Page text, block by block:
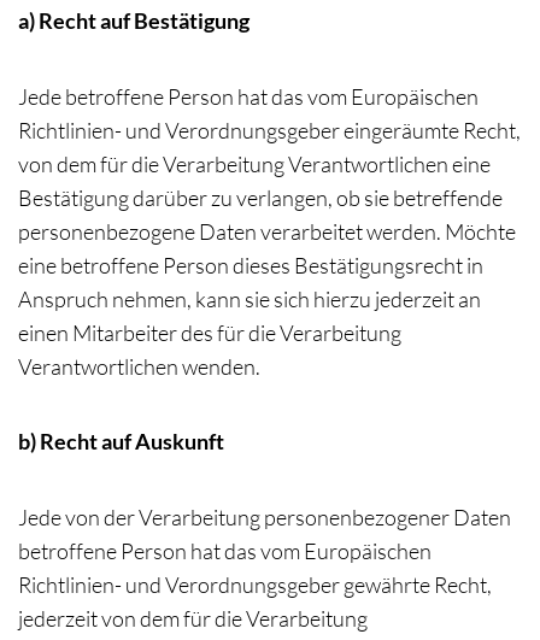
a) Recht auf Bestätigung
Jede betroffene Person hat das vom Europäischen
Richtlinien- und Verordnungsgeber eingeräumte Recht,
von dem für die Verarbeitung Verantwortlichen eine
Bestätigung darüber zu verlangen, ob sie betreffende
personenbezogene Daten verarbeitet werden. Möchte
eine betroffene Person dieses Bestätigungsrecht in
Anspruch nehmen, kann sie sich hierzu jederzeit an
einen Mitarbeiter des für die Verarbeitung
Verantwortlichen wenden.
b) Recht auf Auskunft
Jede von der Verarbeitung personenbezogener Daten
betroffene Person hat das vom Europäischen
Richtlinien- und Verordnungsgeber gewährte Recht,
jederzeit von dem für die Verarbeitung